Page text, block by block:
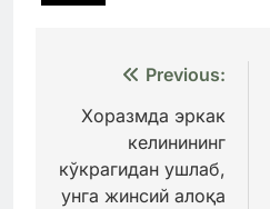
Навигация
по
записям
Previous:
Хоразмда эркак
келинининг
кўкрагидан ушлаб,
унга жинсий алоқа